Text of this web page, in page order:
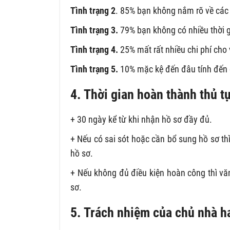
Tình trạng 2. 85% bạn không nắm rõ về
Tình trạng 3. 79% bạn không có nhiều thời
Tình trạng 4. 25% mất rất nhiều chi phí
Tình trạng 5. 10% mặc kệ đến đâu tính đến
4. Thời gian hoàn thành thủ
+ 30 ngày kể từ khi nhận hồ sơ đầy đủ.
+ Nếu có sai sót hoặc cần bổ sung hồ sơ
hồ sơ.
+ Nếu không đủ điều kiện hoàn công thì
sơ.
5. Trách nhiệm của chủ nhà